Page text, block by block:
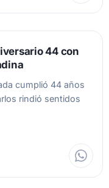
44 con
cumplió 44 años
rindió sentidos